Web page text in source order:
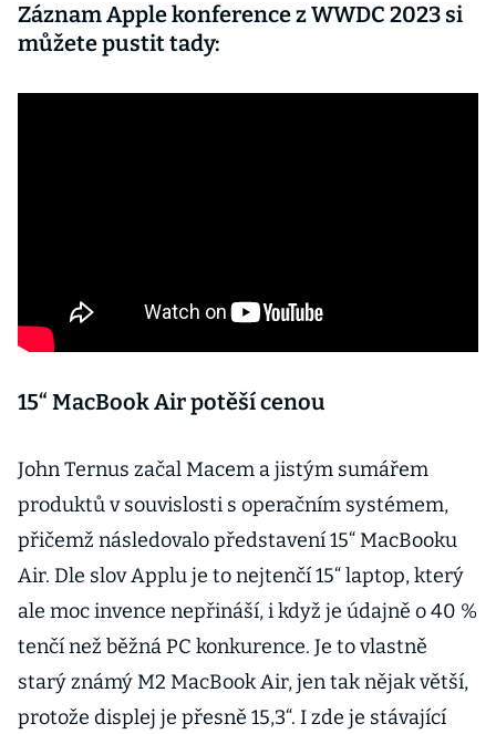
Záznam Apple konference z WWDC 2023 si
můžete pustit tady:
15“ MacBook Air potěší cenou
John Ternus začal Macem a jistým sumářem
produktů v souvislosti s operačním systémem,
přičemž následovalo představení 15“ MacBooku
Air. Dle slov Applu je to nejtenčí 15“ laptop, který
ale moc invence nepřináší, i když je údajně o 40 %
tenčí než běžná PC konkurence. Je to vlastně
starý známý M2 MacBook Air, jen tak nějak větší,
protože displej je přesně 15,3“. I zde je stávající